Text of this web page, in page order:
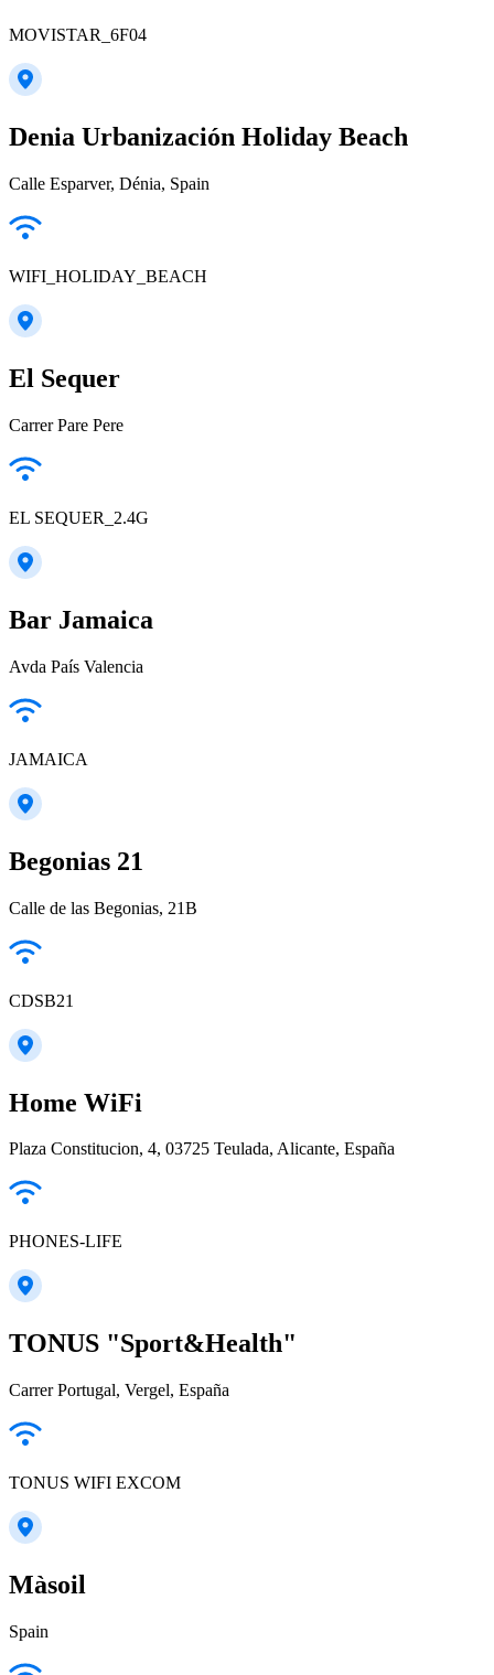
MOVISTAR_6F04
Denia Urbanización Holiday Beach
Calle Esparver, Dénia, Spain
WIFI_HOLIDAY_BEACH
El Sequer
Carrer Pare Pere
EL SEQUER_2.4G
Bar Jamaica
Avda País Valencia
JAMAICA
Begonias 21
Calle de las Begonias, 21B
CDSB21
Home WiFi
Plaza Constitucion, 4, 03725 Teulada, Alicante, España
PHONES-LIFE
TONUS "Sport&Health"
Carrer Portugal, Vergel, España
TONUS WIFI EXCOM
Màsoil
Spain